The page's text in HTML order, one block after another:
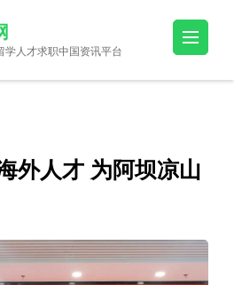
学人才求职中国资讯平台
外人才 为阿坝凉山